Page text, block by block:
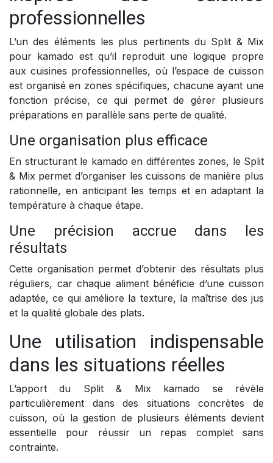
professionnelles
L’un des éléments les plus pertinents du Split & Mix
pour kamado est qu’il reproduit une logique propre
aux cuisines professionnelles, où l’espace de cuisson
est organisé en zones spécifiques, chacune ayant une
fonction précise, ce qui permet de gérer plusieurs
préparations en parallèle sans perte de qualité.
Une organisation plus efficace
En structurant le kamado en différentes zones, le Split
& Mix permet d’organiser les cuissons de manière plus
rationnelle, en anticipant les temps et en adaptant la
température à chaque étape.
Une précision accrue dans les
résultats
Cette organisation permet d’obtenir des résultats plus
réguliers, car chaque aliment bénéficie d’une cuisson
adaptée, ce qui améliore la texture, la maîtrise des jus
et la qualité globale des plats.
Une utilisation indispensable
dans les situations réelles
L’apport du Split & Mix kamado se révèle
particulièrement dans des situations concrètes de
cuisson, où la gestion de plusieurs éléments devient
essentielle pour réussir un repas complet sans
contrainte.